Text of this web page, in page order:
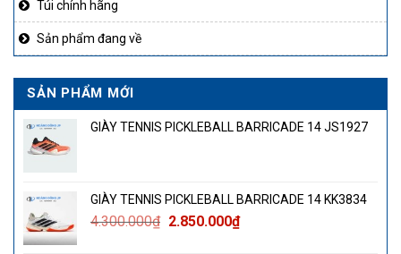
Túi chính hãng
Sản phẩm đang về
SẢN PHẨM MỚI
GIÀY TENNIS PICKLEBALL BARRICADE 14 JS1927
GIÀY TENNIS PICKLEBALL BARRICADE 14 KK3834
4.300.000₫ Giá
2.850.000₫Giá